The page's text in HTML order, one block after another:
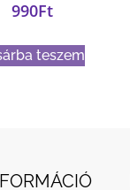
990Ft
teszem